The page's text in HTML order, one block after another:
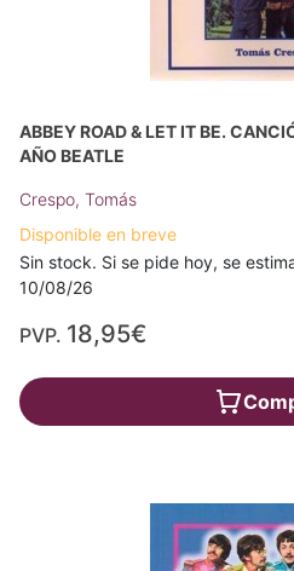
ABBEY ROAD & LET IT BE.
AÑO BEATLE
Crespo, Tomás
Disponible en breve
Sin stock. Si se pide hoy, se
10/08/26
PVP. 18,95€